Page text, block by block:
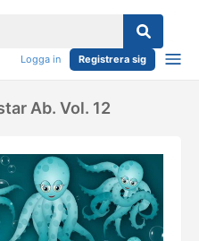
Logga in Registrera sig
Ab. Vol. 12